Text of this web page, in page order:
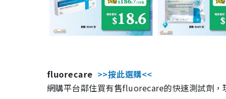
fluorecare >>按此選購<<
網購平台鄰住買有售fluorecare的快速測試劑